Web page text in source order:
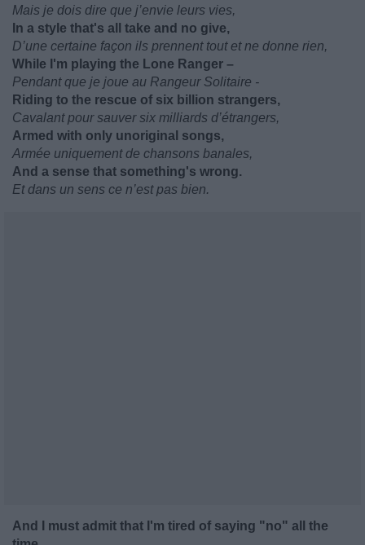
Mais je dois dire que j’envie leurs vies,
In a style that's all take and no give,
D’une certaine façon ils prennent tout et ne donne rien,
While I'm playing the Lone Ranger –
Pendant que je joue au Rangeur Solitaire -
Riding to the rescue of six billion strangers,
Cavalant pour sauver six milliards d’étrangers,
Armed with only unoriginal songs,
Armée uniquement de chansons banales,
And a sense that something's wrong.
Et dans un sens ce n’est pas bien.
And I must admit that I'm tired of saying "no" all the